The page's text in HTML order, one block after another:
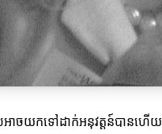
ែលអាចយកទៅដាក់អនុវត្តន៍បានហ